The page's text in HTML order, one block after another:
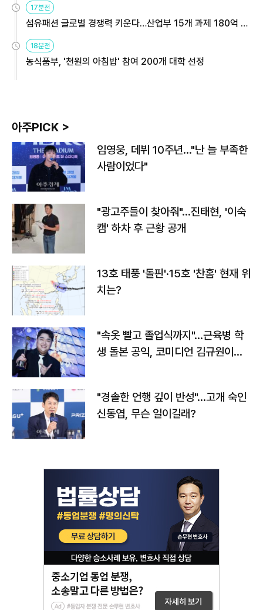
17분전
섬유패션 글로벌 경쟁력 키운다…산업부 15개 과제 180억 지
원
18분전
농식품부, '천원의 아침밥' 참여 200개 대학 선정
아주PICK >
임영웅, 데뷔 10주년…"난 늘 부족한
사람이었다"
"광고주들이 찾아줘"…진태현, '이숙
캠' 하차 후 근황 공개
13호 태풍 '돌핀'·15호 '찬홈' 현재 위
치는?
"속옷 빨고 졸업식까지"…근육병 학
생 돌본 공익, 코미디언 김규원이었
"경솔한 언행 깊이 반성"…고개 숙인
신동엽, 무슨 일이길래?